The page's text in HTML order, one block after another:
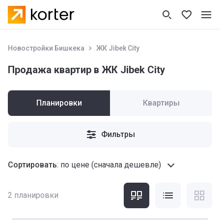
Новостройки Бишкека ЖК Jibek City
Продажа квартир в ЖК Jibek City
Планировки Квартиры
Фильтры
Сортировать: по цене (сначала дешевле)
2 планировки